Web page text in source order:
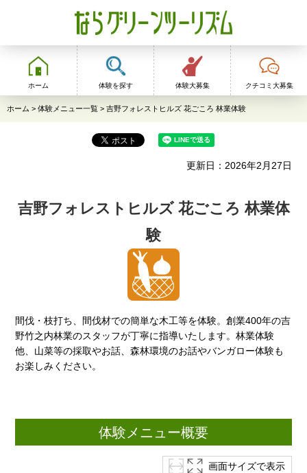
ならグリーンツーリ
ズム
ホーム 体験を探す 体験大募集 クチコミ大募集
ホーム > 体験メニュー一覧 > 吉野フォレストヒルズ 花ごころ 林業体験
更新日：2026年2月27日
吉野フォレストヒルズ 花ごころ 林業体
験
間伐・枝打ち、間伐材での簡単な木工等を体験。創業400年の吉
野竹之内林業のスタッフが丁寧に指導いたします。林業体験
他、山菜等の採取やお話、森林環境のお話やバンガロー体験も
お楽しみください。
体験メニュー概要
画面サイズで表示